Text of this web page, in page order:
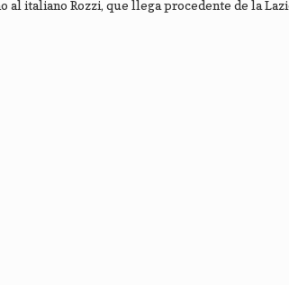
al italiano Rozzi, que llega procedente de la